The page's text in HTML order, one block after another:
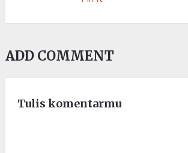
ADD COMMENT
Tulis komentarmu